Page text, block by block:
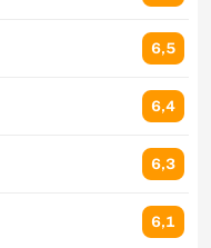
6,5
6,4
6,3
6,1